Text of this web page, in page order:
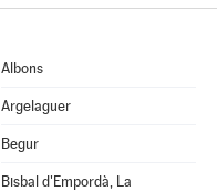
Albons
Argelaguer
Begur
Bisbal d'Empordà, La